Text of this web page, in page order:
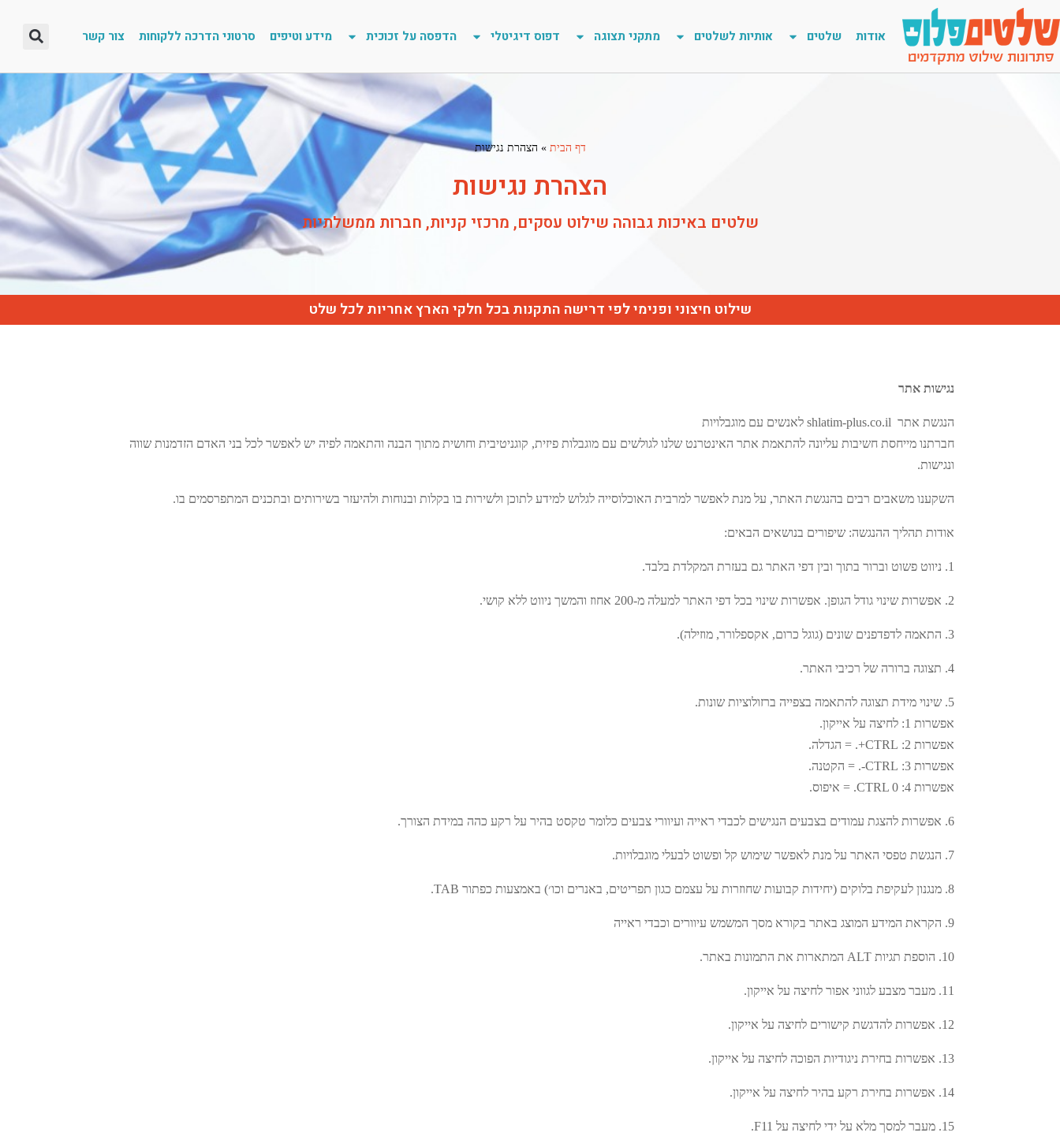
אודות שלטים אותיות לשלטים מתקני תצוגה דפוס דיגיטלי הדפסה על זכוכית מידע וטיפים סרטוני הדרכה ללקוחות צור קשר
דף הבית » הצהרת נגישות
הצהרת נגישות
שלטים באיכות גבוהה שילוט עסקים, מרכזי קניות, חברות ממשלתיות
שילוט חיצוני ופנימי לפי דרישה התקנות בכל חלקי הארץ אחריות לכל שלט
נגישות אתר
​הנגשת אתר shlatim-plus.co.il לאנשים עם מוגבלויות
חברתנו מייחסת חשיבות עליונה להתאמת אתר האינטרנט שלנו לגולשים עם מוגבלות פיזית, קוגניטיבית וחושית מתוך הבנה והתאמה לפיה יש לאפשר לכל בני האדם הזדמנות שווה
ונגישות.
השקענו משאבים רבים בהנגשת האתר, על מנת לאפשר למרבית האוכלוסייה לגלוש למידע לתוכן ולשירות בו בקלות ובנוחות ולהיעזר בשירותים ובתכנים המתפרסמים בו.
אודות תהליך ההנגשה: שיפורים בנושאים הבאים:
1. ניווט פשוט וברור בתוך ובין דפי האתר גם בעזרת המקלדת בלבד.
2. אפשרות שינוי גודל הגופן. אפשרות שינוי בכל דפי האתר למעלה מ-200 אחוז והמשך ניווט ללא קושי.
3. התאמה לדפדפנים שונים (גוגל כרום, אקספלורר, מוזילה).
4. תצוגה ברורה של רכיבי האתר.
5. שינוי מידת תצוגה להתאמה בצפייה ברזולוציות שונות.
אפשרות 1: לחיצה על אייקון.
אפשרות 2: CTRL+. = הגדלה.
אפשרות 3: CTRL-. = הקטנה.
אפשרות 4: CTRL 0. = איפוס.
6. אפשרות להצגת עמודים בצבעים הנגישים לכבדי ראייה ועיוורי צבעים כלומר טקסט בהיר על רקע כהה במידת הצורך.
7. הנגשת טפסי האתר על מנת לאפשר שימוש קל ופשוט לבעלי מוגבלויות.
8. מנגנון לעקיפת בלוקים (יחידות קבועות שחוזרות על עצמם כגון תפריטים, באנרים וכו׳) באמצעות כפתור TAB.
9. הקראת המידע המוצג באתר בקורא מסך המשמש עיוורים וכבדי ראייה
10. הוספת תגיות ALT המתארות את התמונות באתר.
11. מעבר מצבע לגווני אפור לחיצה על אייקון.
12. אפשרות להדגשת קישורים לחיצה על אייקון.
13. אפשרות בחירת ניגודיות הפוכה לחיצה על אייקון.
14. אפשרות בחירת רקע בהיר לחיצה על אייקון.
15. מעבר למסך מלא על ידי לחיצה על F11.